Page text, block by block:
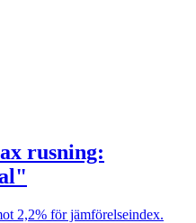
rusning:
2,2% för jämförelseindex.